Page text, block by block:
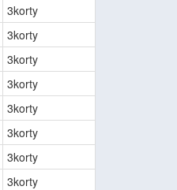
3korty
3korty
3korty
3korty
3korty
3korty
3korty
3korty